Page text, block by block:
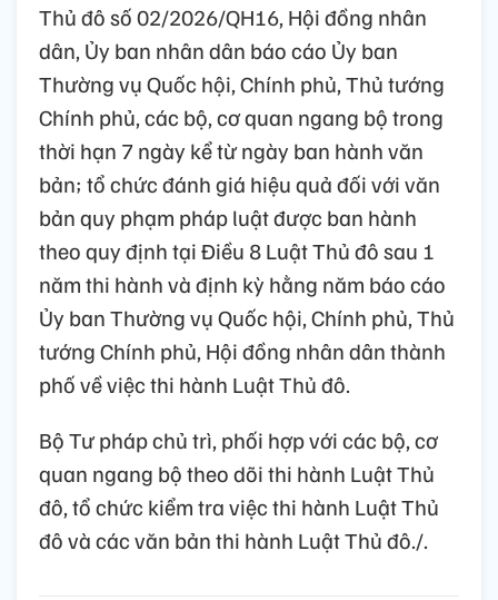
Thủ đô số 02/2026/QH16, Hội đồng nhân
dân, Ủy ban nhân dân báo cáo Ủy ban
Thường vụ Quốc hội, Chính phủ, Thủ tướng
Chính phủ, các bộ, cơ quan ngang bộ trong
thời hạn 7 ngày kể từ ngày ban hành văn
bản; tổ chức đánh giá hiệu quả đối với văn
bản quy phạm pháp luật được ban hành
theo quy định tại Điều 8 Luật Thủ đô sau 1
năm thi hành và định kỳ hằng năm báo cáo
Ủy ban Thường vụ Quốc hội, Chính phủ, Thủ
tướng Chính phủ, Hội đồng nhân dân thành
phố về việc thi hành Luật Thủ đô.
Bộ Tư pháp chủ trì, phối hợp với các bộ, cơ
quan ngang bộ theo dõi thi hành Luật Thủ
đô, tổ chức kiểm tra việc thi hành Luật Thủ
đô và các văn bản thi hành Luật Thủ đô./.